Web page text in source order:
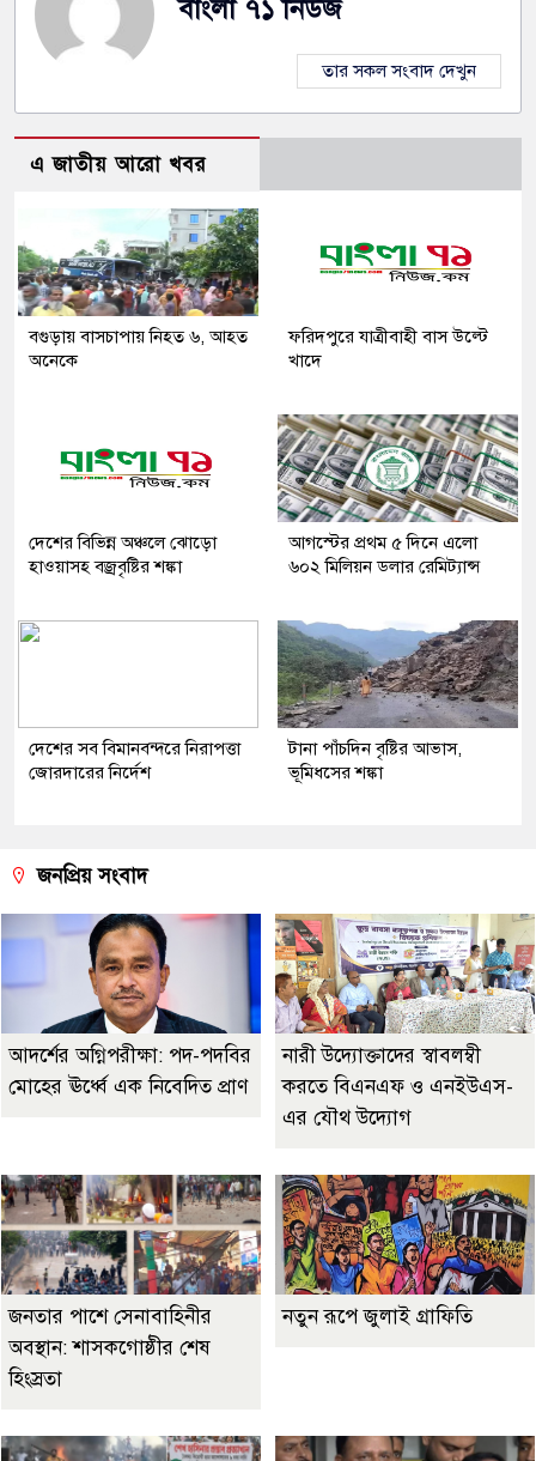
বাংলা ৭১ নিউজ
তার সকল সংবাদ দেখুন
এ জাতীয় আরো খবর
বগুড়ায় বাসচাপায় নিহত ৬, আহত
অনেকে
ফরিদপুরে যাত্রীবাহী বাস উল্টে
খাদে
দেশের বিভিন্ন অঞ্চলে ঝোড়ো
হাওয়াসহ বজ্রবৃষ্টির শঙ্কা
আগস্টের প্রথম ৫ দিনে এলো
৬০২ মিলিয়ন ডলার রেমিট্যান্স
দেশের সব বিমানবন্দরে নিরাপত্তা
জোরদারের নির্দেশ
টানা পাঁচদিন বৃষ্টির আভাস,
ভূমিধসের শঙ্কা
জনপ্রিয় সংবাদ
আদর্শের অগ্নিপরীক্ষা: পদ-পদবির
মোহের ঊর্ধ্বে এক নিবেদিত প্রাণ
নারী উদ্যোক্তাদের স্বাবলম্বী
করতে বিএনএফ ও এনইউএস-
এর যৌথ উদ্যোগ
জনতার পাশে সেনাবাহিনীর
অবস্থান: শাসকগোষ্ঠীর শেষ
হিংস্রতা
নতুন রূপে জুলাই গ্রাফিতি